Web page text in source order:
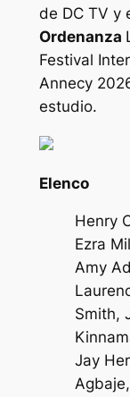
de DC TV y
Ordenanza
Festival
Annecy
estudio.
Elenco
Henry
Ezra
Amy
Smith,
Jay